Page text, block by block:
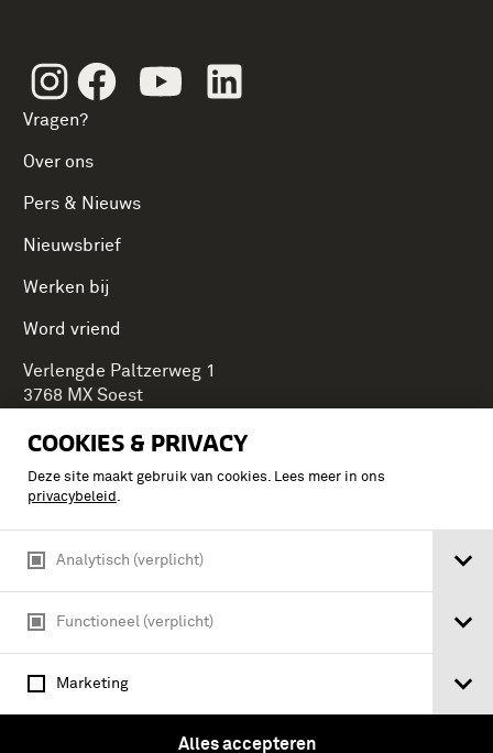
COOKIES & PRIVACY
Deze site maakt gebruik van cookies. Lees meer in ons
privacybeleid .
Analytisch (verplicht)
Functioneel (verplicht)
Marketing
Alles accepteren
InstagramFacebookYoutube
Vragen?
Over ons
Pers & Nieuws
Nieuwsbrief
Werken bij
Word vriend
Verlengde Paltzerweg 1
3768 MX Soest
Onderdeel van Stichting Koninklijke Defensiemusea,